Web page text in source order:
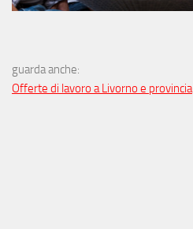
guarda anche:
Offerte di lavoro a Livorno e provincia